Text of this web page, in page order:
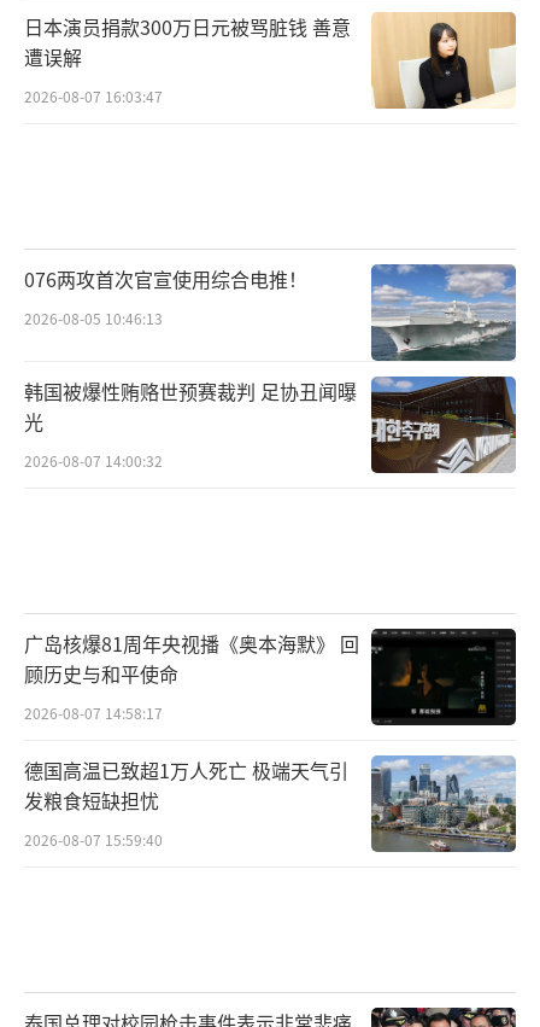
日本演员捐款300万日元被骂脏钱 善意
遭误解
2026-08-07 16:03:47
076两攻首次官宣使用综合电推！
2026-08-05 10:46:13
韩国被爆性贿赂世预赛裁判 足协丑闻曝
光
2026-08-07 14:00:32
广岛核爆81周年央视播《奥本海默》 回
顾历史与和平使命
2026-08-07 14:58:17
德国高温已致超1万人死亡 极端天气引
发粮食短缺担忧
2026-08-07 15:59:40